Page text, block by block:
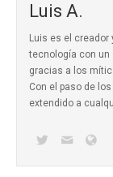
Luis A.
Luis es el creador
tecnología con un
gracias a los
Con el paso de
extendido a